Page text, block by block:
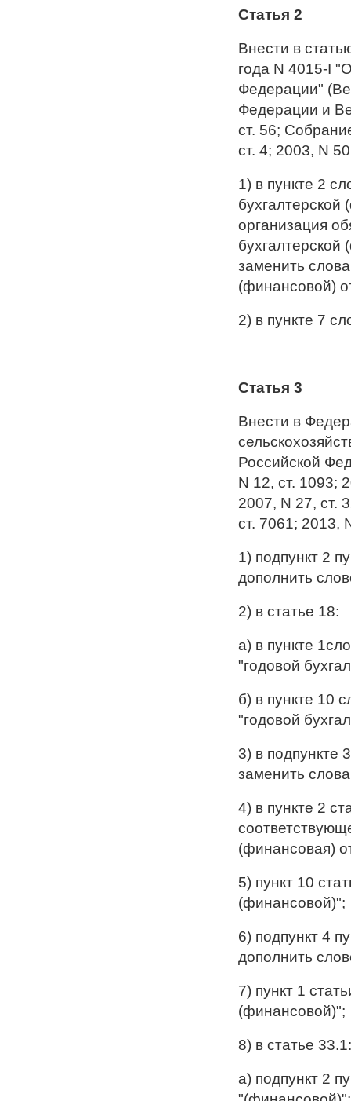
Статья 2
Внести в
года N 4015-I
Федерации"
Федерации и
ст. 56;
ст. 4; 2003, N
1) в пункте 2
бухгалтерской
организация
бухгалтерской
заменить
(финансовой)
2) в пункте 7
Статья 3
Внести в
Российской
N 12, ст. 1093;
2007, N 27, ст.
ст. 7061; 2013,
1) подпункт 2
дополнить
2) в статье 18:
а) в пункте
"годовой
б) в пункте 10
"годовой
3) в подпункте
заменить
4) в пункте 2
(финансовая)
5) пункт 10
(финансовой)";
6) подпункт 4
дополнить
7) пункт 1
(финансовой)";
8) в статье 33.1:
а) подпункт 2